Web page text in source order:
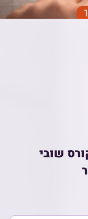
שובי